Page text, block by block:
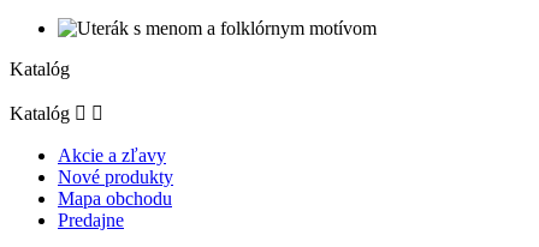
Katalóg
Katalóg  
Akcie a zľavy
Nové produkty
Mapa obchodu
Predajne